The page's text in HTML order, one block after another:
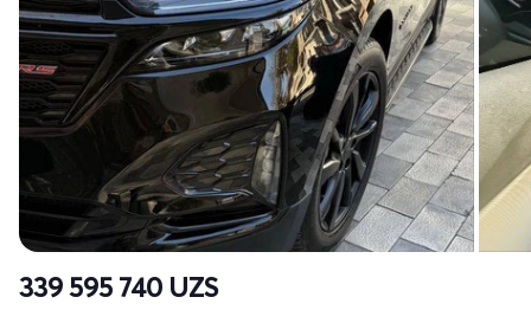
339 595 740 UZS